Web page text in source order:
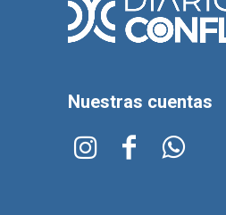
Nuestras cuentas